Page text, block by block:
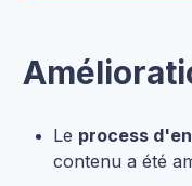
Le process
contenu a été